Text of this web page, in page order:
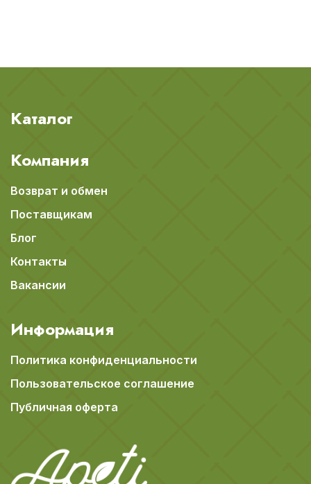
Каталог
Компания
Возврат и обмен
Поставщикам
Блог
Контакты
Вакансии
Информация
Политика конфиденциальности
Пользовательское соглашение
Публичная оферта